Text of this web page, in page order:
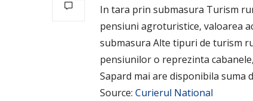
In tara prin submasura Turism
pensiuni agroturistice, valoarea
submasura Alte tipuri de turism
pensiunilor o reprezinta
Sapard mai are disponibila suma
Source: Curierul National